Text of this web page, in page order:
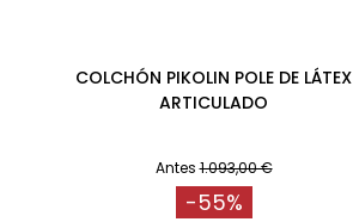
COLCHÓN PIKOLIN POLE DE LÁTEX
ARTICULADO
Antes 1.093,00 €
-55%